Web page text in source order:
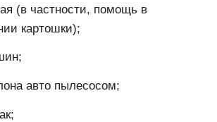
(в частности, помощь в
картошки);
авто пылесосом;